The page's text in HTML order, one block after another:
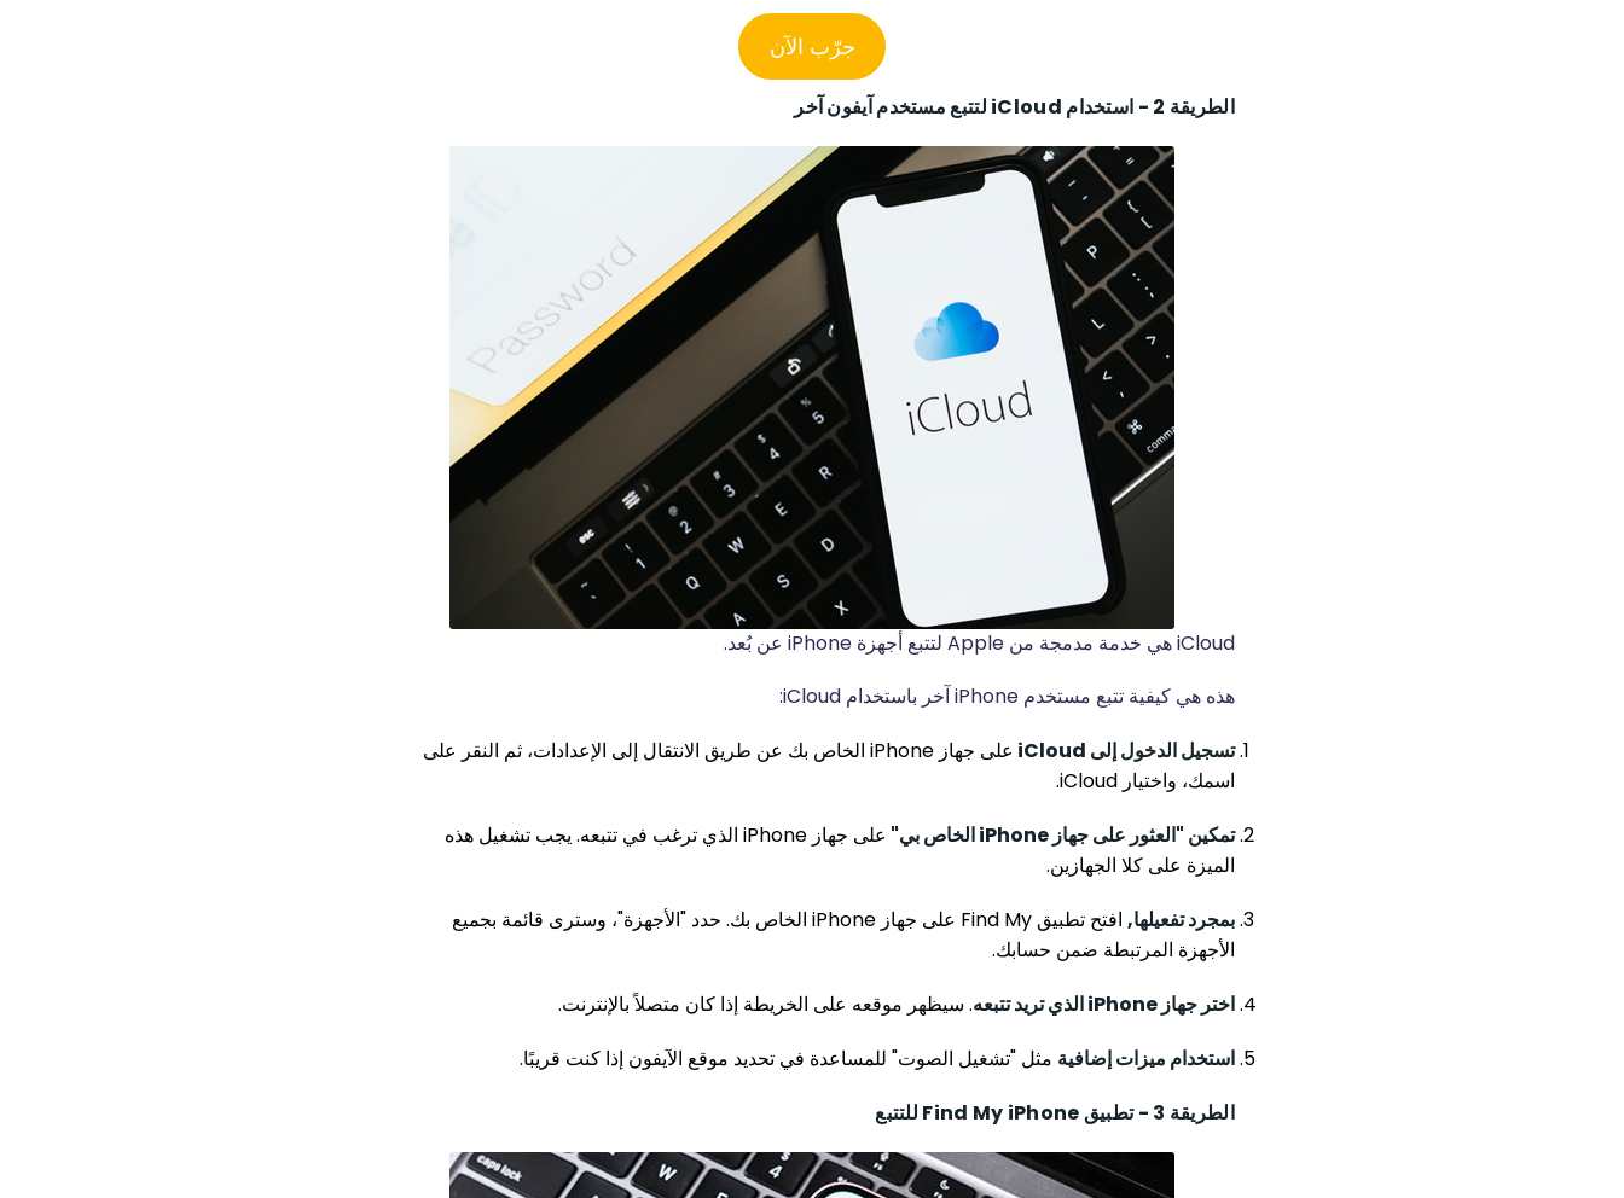
جرّب الآن
الطريقة 2 - استخدام iCloud لتتبع مستخدم آيفون آخر
iCloud هي خدمة مدمجة من Apple لتتبع أجهزة iPhone عن بُعد.
هذه هي كيفية تتبع مستخدم iPhone آخر باستخدام iCloud:
تسجيل الدخول إلى iCloud
على جهاز iPhone الخاص بك عن طريق الانتقال إلى الإعدادات، ثم النقر على
اسمك، واختيار iCloud.
تمكين "العثور على جهاز iPhone الخاص بي"
على جهاز iPhone الذي ترغب في تتبعه. يجب تشغيل هذه
الميزة على كلا الجهازين.
بمجرد تفعيلها,
افتح تطبيق Find My على جهاز iPhone الخاص بك. حدد "الأجهزة"، وسترى قائمة بجميع
الأجهزة المرتبطة ضمن حسابك.
اختر جهاز iPhone الذي تريد تتبعه
. سيظهر موقعه على الخريطة إذا كان متصلاً بالإنترنت.
استخدام ميزات إضافية مثل "تشغيل الصوت" للمساعدة في تحديد موقع الآيفون إذا كنت قريبًا.
الطريقة 3 - تطبيق Find My iPhone للتتبع